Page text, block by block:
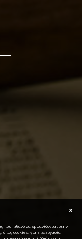
που πιθανό να εμφανίζονται στην
όπως cookies, για επεξεργασία